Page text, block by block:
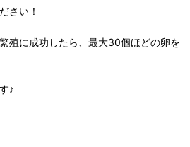
さい！
殖に成功したら、最大30個ほどの卵を
♪